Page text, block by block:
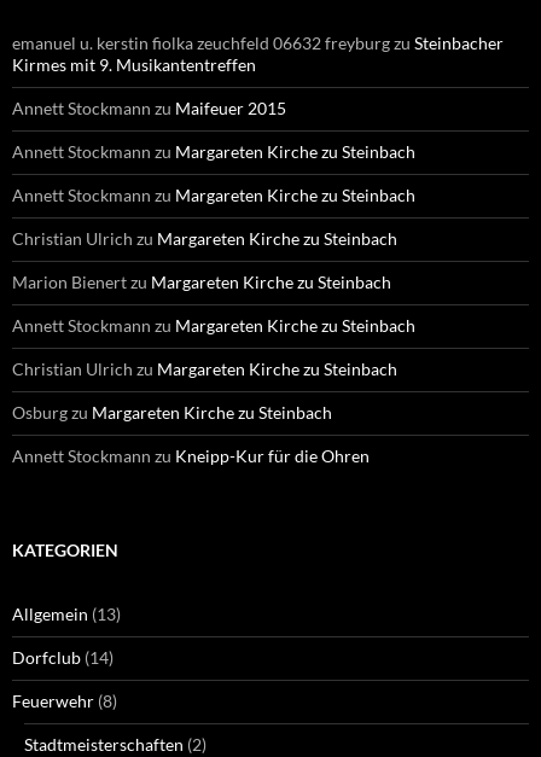
emanuel u. kerstin fiolka zeuchfeld 06632 freyburgzu Steinbacher
Kirmes mit 9. Musikantentreffen
Annett Stockmann zu Maifeuer 2015
Annett Stockmann zu Margareten Kirche zu Steinbach
Annett Stockmann zu Margareten Kirche zu Steinbach
Christian Ulrich zu Margareten Kirche zu Steinbach
Marion Bienertzu Margareten Kirche zu Steinbach
Annett Stockmann zu Margareten Kirche zu Steinbach
Christian Ulrich zu Margareten Kirche zu Steinbach
Osburgzu Margareten Kirche zu Steinbach
Annett Stockmann zu Kneipp-Kur für die Ohren
KATEGORIEN
Allgemein (13)
Dorfclub (14)
Feuerwehr (8)
Stadtmeisterschaften (2)